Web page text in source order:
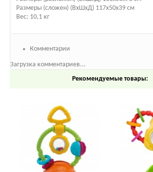
Размеры (сложен) (ВхШхД) 117x50x39 см
Вес: 10,1 кг
Комментарии
Загрузка комментариев...
Рекомендуемые товары: